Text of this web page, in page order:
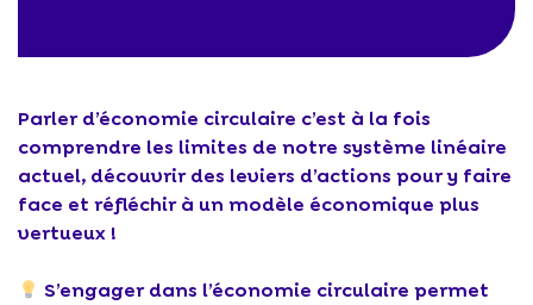
Parler d’économie circulaire c’est à la fois
comprendre les limites de notre système linéaire
actuel, découvrir des leviers d’actions pour y faire
face et réfléchir à un modèle économique plus
vertueux !
S’engager dans l’économie circulaire permet